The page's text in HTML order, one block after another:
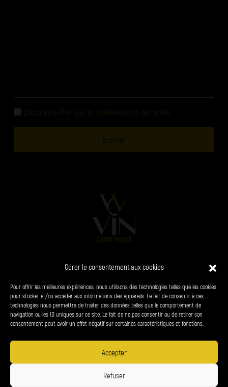
Gérer le consentement aux cookies
Pour offrir les meilleures expériences, nous utilisons des technologies telles que les cookies
pour stocker et/ou accéder aux informations des appareils. Le fait de consentir à ces
technologies nous permettra de traiter des données telles que le comportement de
navigation ou les ID uniques sur ce site. Le fait de ne pas consentir ou de retirer son
consentement peut avoir un effet négatif sur certaines caractéristiques et fonctions.
Accepter
Refuser
J'accepte la de ce site.
VINS CHAMPAGNES SPIRITUEUX
PRODUITS DU TERROIR CONTACT
38 chemin du panorama - le Bourg 24310 Brantôme-en-Périgord
denis.petrel@vin-com-vous.fr
L'abus d'alcool est dangereux pour la santé.